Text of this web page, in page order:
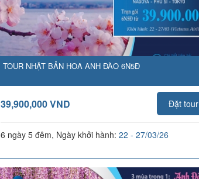
TOUR NHẬT BẢN HOA ANH ĐÀO 6N5Đ
39,900,000 VND Đặt tour
6 ngày 5 đêm, Ngày khởi hành: 22 - 27/03/26